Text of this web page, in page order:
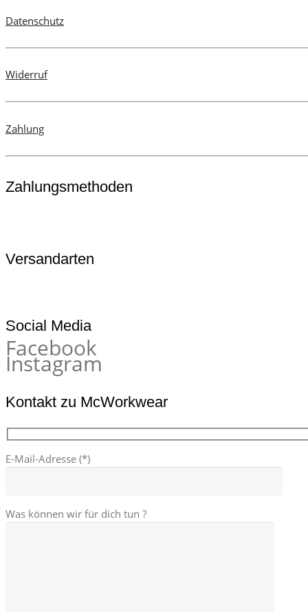
Datenschutz
Widerruf
Zahlung
Zahlungsmethoden
Versandarten
Social Media
Facebook
Instagram
Kontakt zu McWorkwear
E-Mail-Adresse (*)
Was können wir für dich tun ?